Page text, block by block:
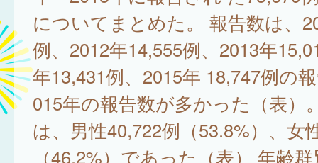
についてまとめた。 報告数は、
例、2012年14,555例、2013年
年13,431例、2015年 18,747例の
015年の報告数が多かった（表）
は、男性40,722例（53.8%）、女
（46.2%）であった（表） 年齢